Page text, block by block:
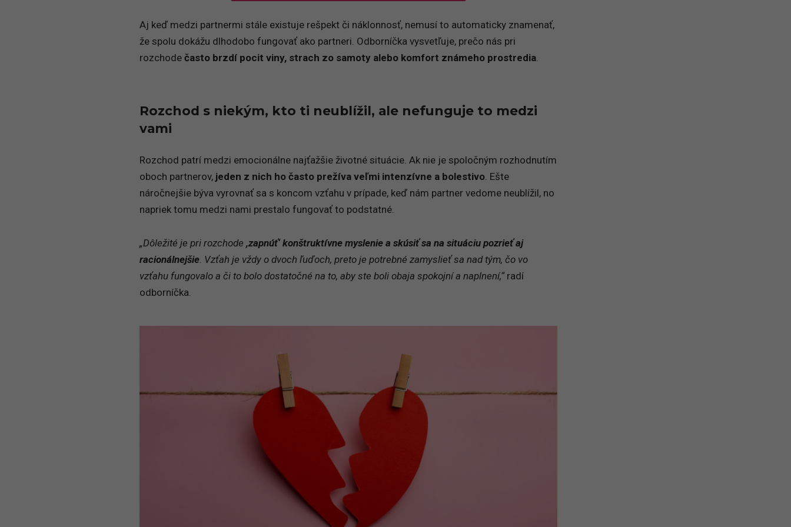
Aj keď medzi partnermi stále existuje rešpekt či náklonnosť, nemusí to automaticky znamenať,
že spolu dokážu dlhodobo fungovať ako partneri. Odborníčka vysvetľuje, prečo nás pri
rozchode často brzdí pocit viny, strach zo samoty alebo komfort známeho prostredia
Rozchod s niekým, kto ti neublížil, ale nefunguje to medzi
vami
Rozchod patrí medzi emocionálne najťažšie životné situácie. Ak nie je spoločným rozhodnutím
oboch partnerov, jeden z nich ho často prežíva veľmi intenzívne a bolestivo. Ešte
náročnejšie býva vyrovnať sa s koncom vzťahu v prípade, keď nám partner vedome neublížil, no
napriek tomu medzi nami prestalo fungovať to podstatné.
„Dôležité je pri rozchode ,zapnúť‘ konštruktívne myslenie a skúsiť sa na situáciu pozrieť aj
racionálnejšie. Vzťah je vždy o dvoch ľuďoch, preto je potrebné zamyslieť sa nad tým, čo vo
vzťahu fungovalo a či to bolo dostatočné na to, aby ste boli obaja spokojní a naplnení,“radí
odborníčka.